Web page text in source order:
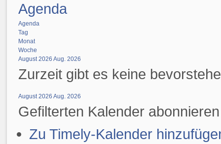
Agenda
Agenda
Tag
Monat
Woche
August 2026 Aug. 2026
Zurzeit gibt es keine
August 2026 Aug. 2026
Gefilterten Kalender abonnieren
Zu Timely-Kalender